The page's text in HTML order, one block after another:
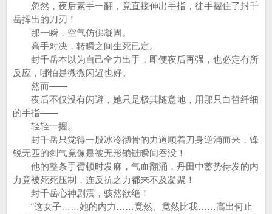
忽然，夜后素手一翻，竟直接伸出手指，徒手握住了封千
岳挥出的刀刃！
那一瞬，空气仿佛凝固。
高手对决，转瞬之间生死已定。
封千岳本以为自己全力出手，即便夜后再强，也必定有所
反应，哪怕是微微闪避也好。
然而——
夜后不仅没有闪避，她只是极其随意地，用那只白皙纤细
的手指——
轻轻一握。
封千岳只觉得一股冰冷彻骨的力道顺着刀身逆涌而来，锋
锐无匹的剑气竟像是被无形锁链瞬间吞没！
他的整条手臂顿时发麻，气血翻涌，丹田中蓄势待发的内
力竟被死死压制，连反抗之力都来不及凝聚！
封千岳心神剧震，骇然欲绝！
“这女子……她的内力……竟然、竟然比我……高出何止